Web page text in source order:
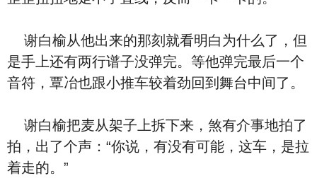
谢白榆从他出来的那刻就看明白为什么了，但
是手上还有两行谱子没弹完。等他弹完最后一个
音符，覃冶也跟小推车较着劲回到舞台中间了。
谢白榆把麦从架子上拆下来，煞有介事地拍了
拍，出了个声：“你说，有没有可能，这车，是拉
着走的。”